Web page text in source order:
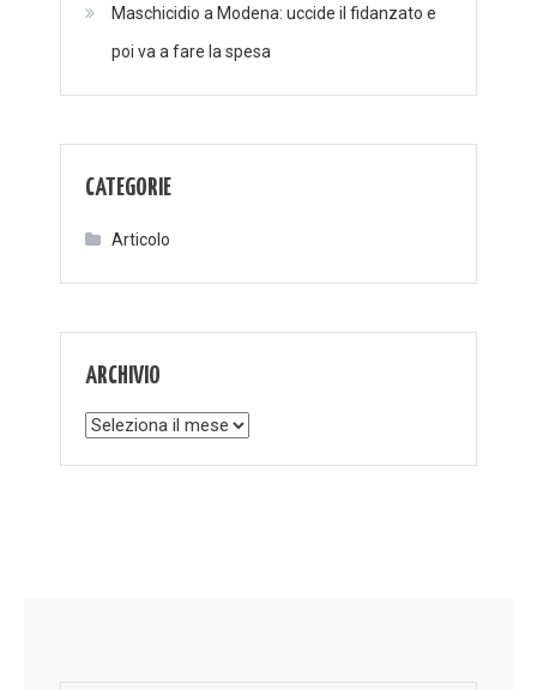
Maschicidio a Modena: uccide il fidanzato e
poi va a fare la spesa
CATEGORIE
Articolo
ARCHIVIO
Archivio